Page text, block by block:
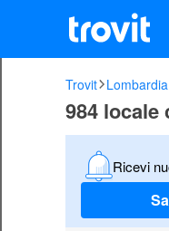
Trovit Lombardia
984 locale
Ricevi